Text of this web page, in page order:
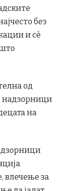
без
и сè
од
надзорници
на
влечење за